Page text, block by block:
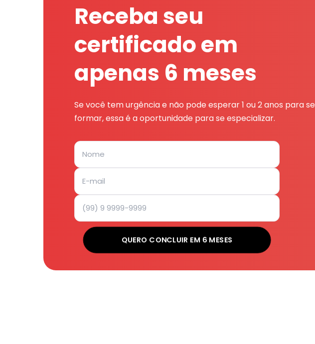
Receba seu
certificado em
apenas 6 meses
Se você tem urgência e não pode esperar 1 ou 2 anos para se
formar, essa é a oportunidade para se especializar.
QUERO CONCLUIR EM 6 MESES